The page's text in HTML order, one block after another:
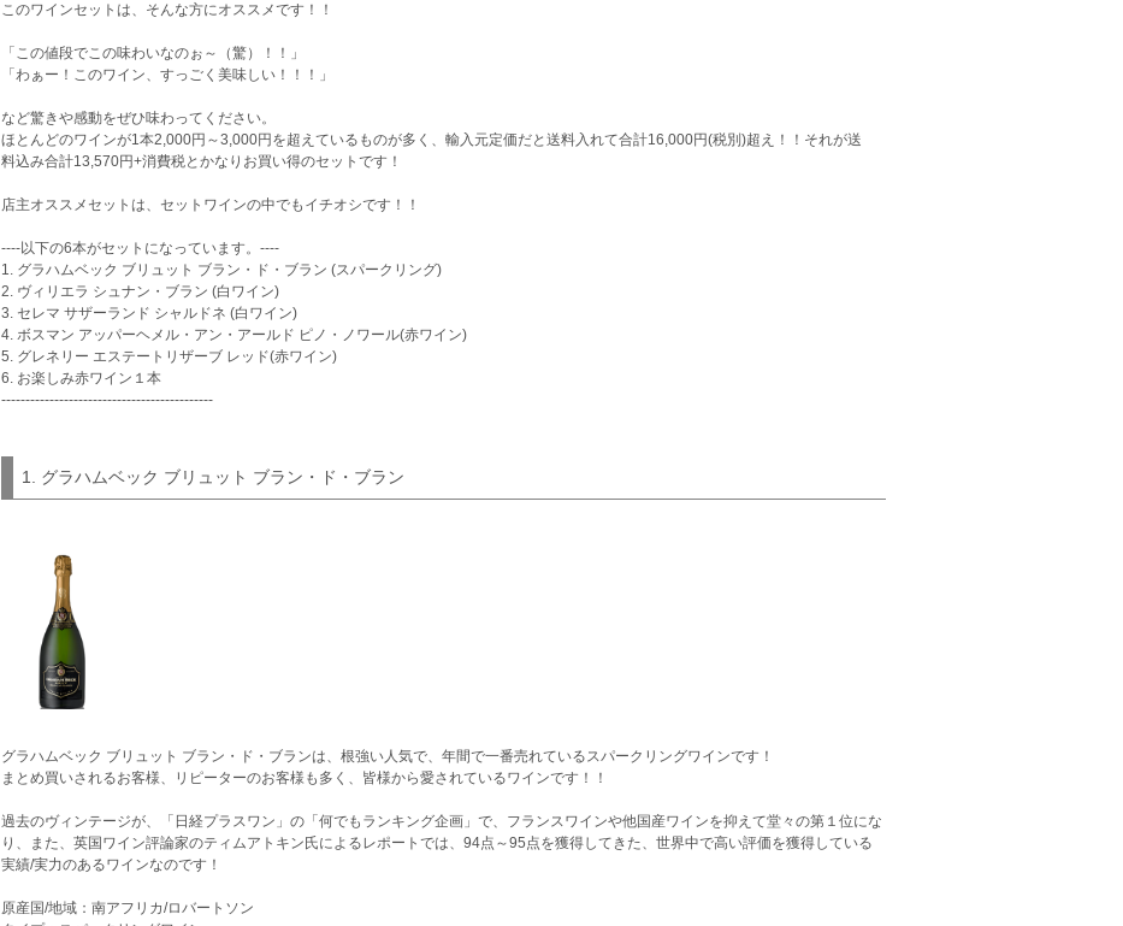
このワインセットは、そんな方にオススメです！！
「この値段でこの味わいなのぉ～（驚）！！」
「わぁー！このワイン、すっごく美味しい！！！」
など驚きや感動をぜひ味わってください。
ほとんどのワインが1本2,000円～3,000円を超えているものが多く、輸入元定価だと送料入れて合計16,000円(税別)超え！！それが送
料込み合計13,570円+消費税とかなりお買い得のセットです！
店主オススメセットは、セットワインの中でもイチオシです！！
----以下の6本がセットになっています。----
1. グラハムベック ブリュット ブラン・ド・ブラン (スパークリング)
2. ヴィリエラ シュナン・ブラン (白ワイン)
3. セレマ サザーランド シャルドネ (白ワイン)
4. ボスマン アッパーヘメル・アン・アールド ピノ・ノワール(赤ワイン)
5. グレネリー エステートリザーブ レッド(赤ワイン)
6. お楽しみ赤ワイン１本
--------------------------------------------
1. グラハムベック ブリュット ブラン・ド・ブラン
グラハムベック ブリュット ブラン・ド・ブランは、根強い人気で、年間で一番売れているスパークリングワインです！
まとめ買いされるお客様、リピーターのお客様も多く、皆様から愛されているワインです！！
過去のヴィンテージが、「日経プラスワン」の「何でもランキング企画」で、フランスワインや他国産ワインを抑えて堂々の第１位にな
り、また、英国ワイン評論家のティムアトキン氏によるレポートでは、94点～95点を獲得してきた、世界中で高い評価を獲得している
実績/実力のあるワインなのです！
原産国/地域：南アフリカ/ロバートソン